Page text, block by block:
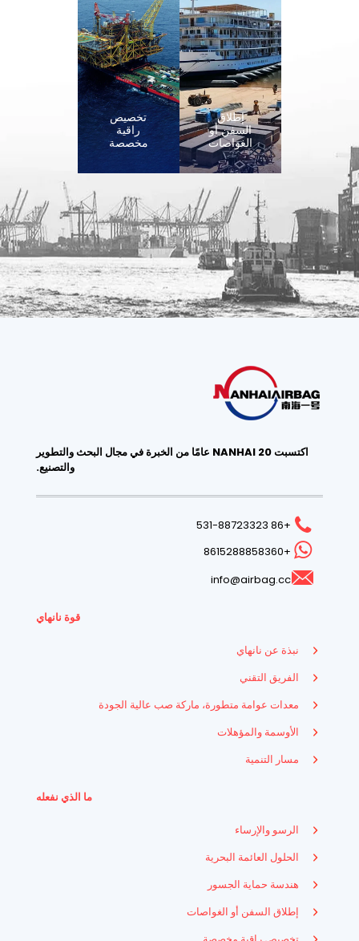
إطلاق
السفن أو
الغواصات
تخصيص
راقية
مخصصة
اكتسبت NANHAI 20 عامًا من الخبرة في مجال البحث والتطوير
والتصنيع.
+86 531-88723323
+8615288858360
info@airbag.cc
قوة نانهاي
نبذة عن نانهاي
الفريق التقني
معدات عوامة متطورة، ماركة صب عالية الجودة
الأوسمة والمؤهلات
مسار التنمية
ما الذي نفعله
الرسو والإرساء
الحلول العائمة البحرية
هندسة حماية الجسور
إطلاق السفن أو الغواصات